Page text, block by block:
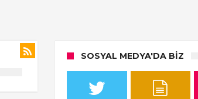
SOSYAL MEDYA'DA BIZ